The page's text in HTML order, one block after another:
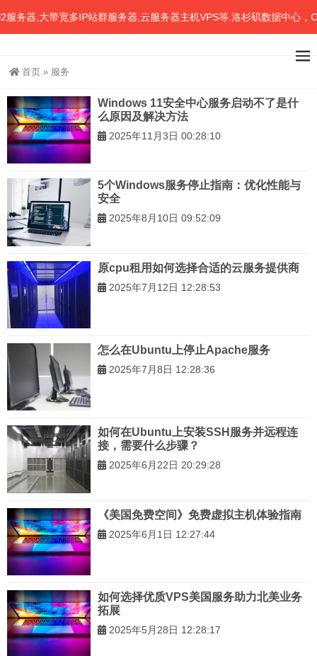
器,大带宽多IP站群服务器,云服务器主机VPS等.洛杉矶数据中心，
首页 » 服务
Windows 11安全中心服务启动不了是什
么原因及解决方法
2025年11月3日 00:28:10
5个Windows服务停止指南：优化性能与
安全
2025年8月10日 09:52:09
原cpu租用如何选择合适的云服务提供商
2025年7月12日 12:28:53
怎么在Ubuntu上停止Apache服务
2025年7月8日 12:28:36
如何在Ubuntu上安装SSH服务并远程连
接，需要什么步骤？
2025年6月22日 20:29:28
《美国免费空间》免费虚拟主机体验指南
2025年6月1日 12:27:44
如何选择优质VPS美国服务助力北美业务
拓展
2025年5月28日 12:28:17